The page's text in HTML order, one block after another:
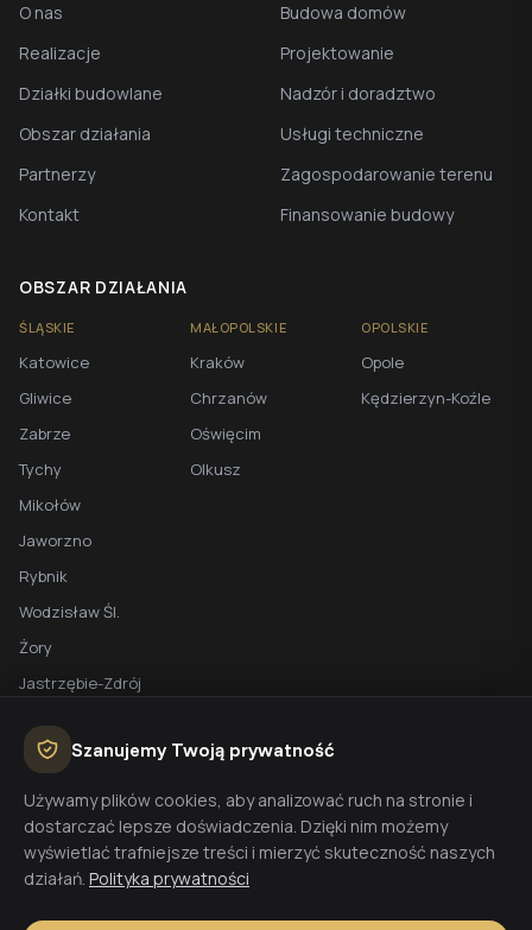
O nas
Realizacje
Działki budowlane
Obszar działania
Partnerzy
Kontakt
Budowa domów
Projektowanie
Nadzór i doradztwo
Usługi techniczne
Zagospodarowanie terenu
Finansowanie budowy
OBSZAR DZIAŁANIA
ŚLĄSKIE
Katowice
Gliwice
Zabrze
Tychy
Mikołów
Jaworzno
Rybnik
Wodzisław Śl.
Żory
Jastrzębie-Zdrój
MAŁOPOLSKIE
Kraków
Chrzanów
Oświęcim
Olkusz
OPOLSKIE
Opole
Kędzierzyn-Koźle
BEZPŁATNA WYCENA
Planujesz budowę domu? Skontaktuj się z nami - przygotujemy
wycenę w 48h.
Wyceń budowę
Szanujemy Twoją prywatność
Używamy plików cookies, aby analizować ruch na stronie i
dostarczać lepsze doświadczenia. Dzięki nim możemy
wyświetlać trafniejsze treści i mierzyć skuteczność naszych
działań. Polityka prywatności